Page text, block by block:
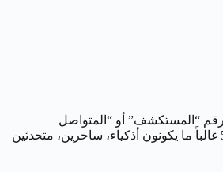
رقم “المستكشف” أو “المتواصل
الديناميكي” أو “باحث الحرية” الذي يسعى لتجارب جديدة، يكره الروتين والقيود، ويزدهر في بيئات متغيرة تتطلب مرونة وسرعة بديهة. الأشخاص المتأثرون بقوة بالرقم 5 غالباً ما يكونون أذكياء، ساحرين، متحدثين